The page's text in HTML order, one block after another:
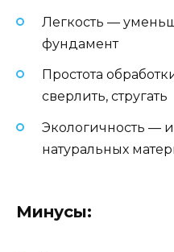
Легкость —
фундамент
Простота
сверлить, стругать
Экологичность —
натуральных
Минусы: